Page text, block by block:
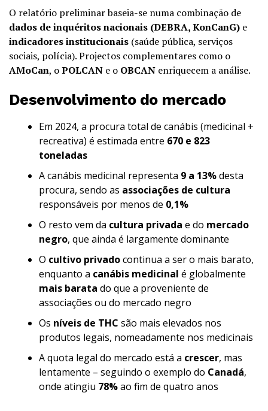
O relatório preliminar baseia-se numa combinação de
dados de inquéritos nacionais (DEBRA, KonCanG) e
indicadores institucionais (saúde pública, serviços
sociais, polícia). Projectos complementares como o
AMoCan, oPOLCAN e o OBCAN enriquecem a análise.
Desenvolvimento do mercado
Em 2024, a procura total de canábis (medicinal +
recreativa) é estimada entre 670 e 823
toneladas
A canábis medicinal representa 9 a 13%desta
procura, sendo as associações de cultura
responsáveis por menos de 0,1%
O resto vem da cultura privada e do mercado
negro, que ainda é largamente dominante
O cultivo privadocontinua a ser o mais barato,
enquanto a canábis medicinal é globalmente
mais barata do que a proveniente de
associações ou do mercado negro
Os níveis de THC são mais elevados nos
produtos legais, nomeadamente nos medicinais
A quota legal do mercado está a crescer, mas
lentamente – seguindo o exemplo do Canadá,
onde atingiu 78%ao fim de quatro anos